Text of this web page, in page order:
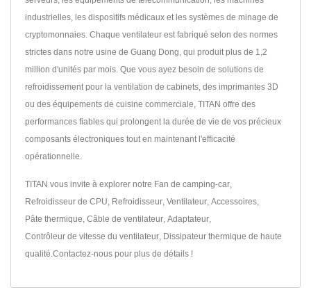
industrielles, les dispositifs médicaux et les systèmes de minage de
cryptomonnaies. Chaque ventilateur est fabriqué selon des normes
strictes dans notre usine de Guang Dong, qui produit plus de 1,2
million d'unités par mois. Que vous ayez besoin de solutions de
refroidissement pour la ventilation de cabinets, des imprimantes 3D
ou des équipements de cuisine commerciale, TITAN offre des
performances fiables qui prolongent la durée de vie de vos précieux
composants électroniques tout en maintenant l'efficacité
opérationnelle.
TITAN vous invite à explorer notre Fan de camping-car
Refroidisseur de CPU Refroidisseur Ventilateur Accessoires
Pâte thermique Câble de ventilateur Adaptateur
Contrôleur de vitesse du ventilateur Dissipateur thermique de haute
qualité. Contactez-nous pour plus de détails !